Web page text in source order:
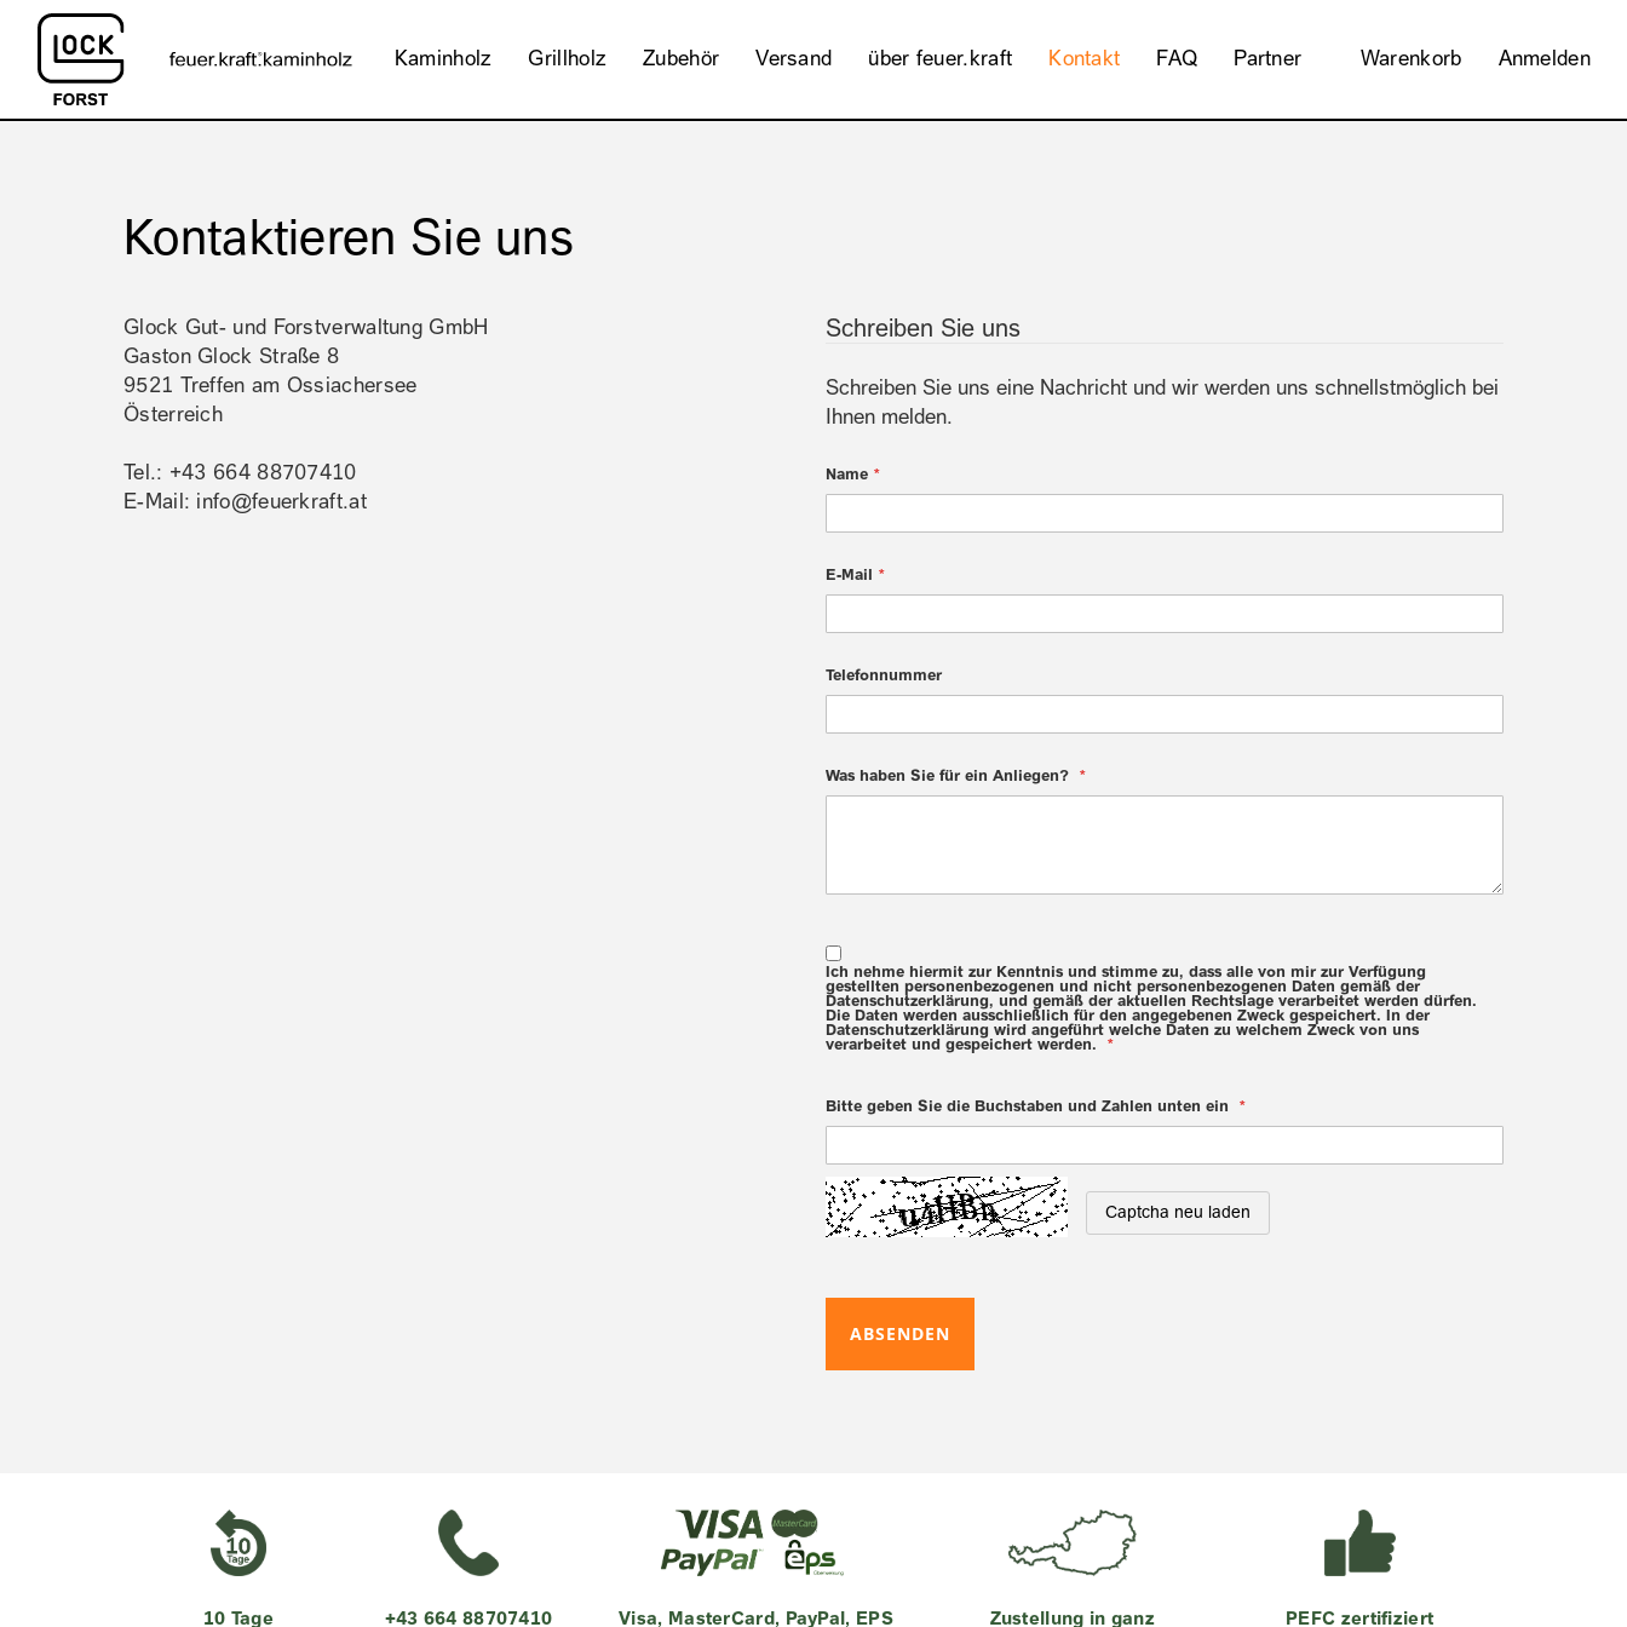
Warenkorb Anmelden
Kaminholz Grillholz Zubehör Versand über feuer.kraft Kontakt FAQ Partner
Kontaktieren Sie uns
Glock Gut- und Forstverwaltung GmbH
Gaston Glock Straße 8
9521 Treffen am Ossiachersee
Österreich
Tel.: +43 664 88707410
E-Mail: info@feuerkraft.at
Schreiben Sie uns
Schreiben Sie uns eine Nachricht und wir werden uns schnellstmöglich bei
Ihnen melden.
Name
E-Mail
Telefonnummer
Was haben Sie für ein Anliegen?
Ich nehme hiermit zur Kenntnis und stimme zu, dass alle von mir zur Verfügung
gestellten personenbezogenen und nicht personenbezogenen Daten gemäß der
Datenschutzerklärung, und gemäß der aktuellen Rechtslage verarbeitet werden dürfen.
Die Daten werden ausschließlich für den angegebenen Zweck gespeichert. In der
Datenschutzerklärung wird angeführt welche Daten zu welchem Zweck von uns
verarbeitet und gespeichert werden.
Bitte geben Sie die Buchstaben und Zahlen unten ein
Captcha neu laden
ABSENDEN
10 Tage +43 664 88707410 Visa, MasterCard, PayPal, EPS Zustellung in ganz PEFC zertifiziert